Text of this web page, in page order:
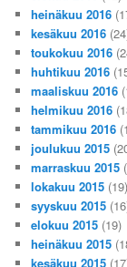
heinäkuu 2016
kesäkuu 2016
toukokuu 2016
huhtikuu 2016
maaliskuu 2016
helmikuu 2016
tammikuu 2016
joulukuu 2015
marraskuu 2015
lokakuu 2015 (19)
syyskuu 2015
elokuu 2015 (19)
heinäkuu 2015
kesäkuu 2015